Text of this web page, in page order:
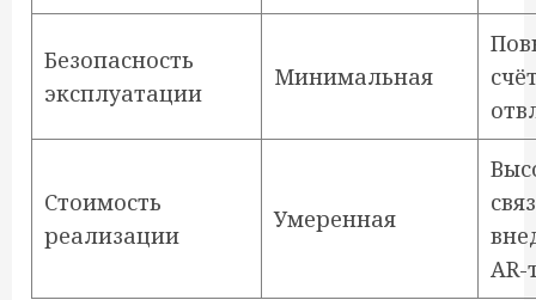
Безопасность
эксплуатации
Минимальная
Стоимость
реализации
Умеренная
AR-